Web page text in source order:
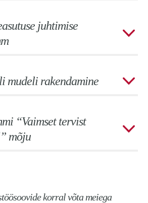
juhtimise
mudeli rakendamine
“Vaimset tervist
mõju
korral võta meiega